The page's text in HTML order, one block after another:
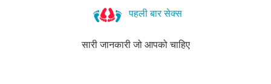
पहली बार सेक्स
सारी जानकारी जो आपको चाहिए